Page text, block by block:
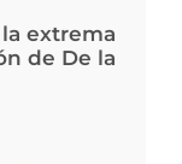
extrema
de De la